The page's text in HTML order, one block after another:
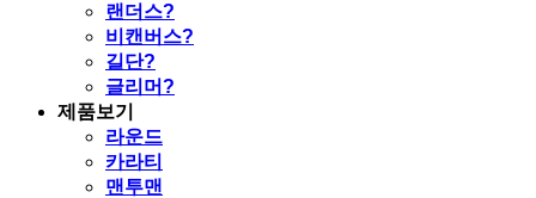
랜더스?
비캔버스?
길단?
글리머?
제품보기
라운드
카라티
맨투맨